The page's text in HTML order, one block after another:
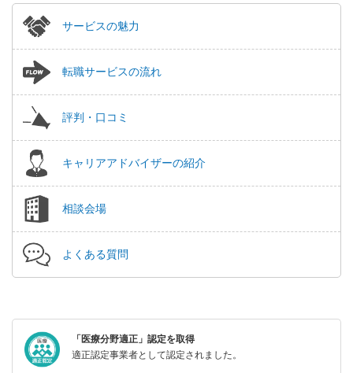
サービスの魅力
転職サービスの流れ
評判・口コミ
キャリアアドバイザーの紹介
相談会場
よくある質問
「医療分野適正」認定を取得
適正認定事業者として認定されました。